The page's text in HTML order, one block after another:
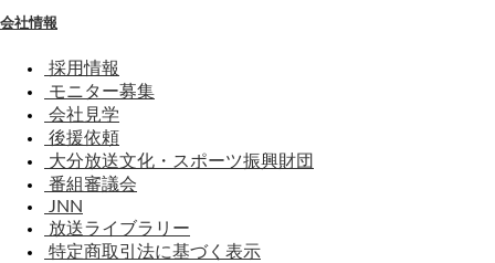
会社情報
採用情報
モニター募集
会社見学
後援依頼
大分放送文化・スポーツ振興財団
番組審議会
JNN
放送ライブラリー
特定商取引法に基づく表示